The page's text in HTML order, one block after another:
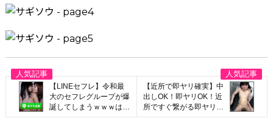
【LINEセフレ】令和最
大のセフレグループが爆
誕してしまうｗｗｗはよ
登録しろｗｗｗ
【近所で即ヤリ確実】中
出しOK！即ヤリOK！近
所ですぐ繋がる即ヤリア
プリが有能すぎたwww